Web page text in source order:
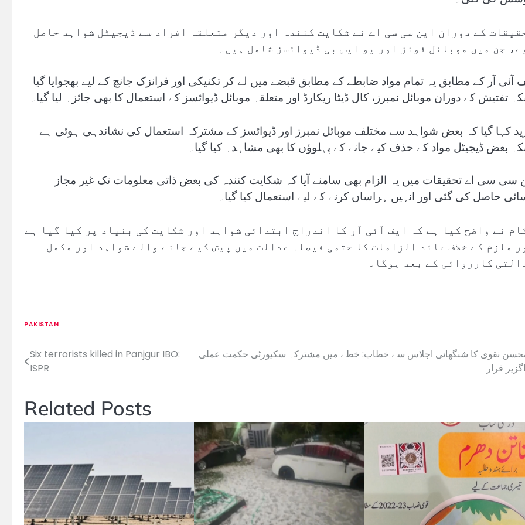
کے دوران این سی سی اے نے شکایت کنندہ اور دیگر متعلقہ افراد سے ڈیجیٹل شواہد حاصل
جن میں موبائل فونز اور یو ایس بی ڈیوائسز شامل ہیں۔
آئی آر کے مطابق یہ تمام مواد ضابطے کے مطابق قبضے میں لے کر تکنیکی اور فرانزک جانچ کے لیے بھجوایا گیا
تفتیش کے دوران موبائل نمبرز، کال ڈیٹا ریکارڈ اور متعلقہ موبائل ڈیوائسز کے استعمال کا بھی جائزہ لیا گیا۔
کہا گیا کہ بعض شواہد سے مختلف موبائل نمبرز اور ڈیوائسز کے مشترکہ استعمال کی نشاندہی ہوئی ہے
بعض ڈیجیٹل مواد کے حذف کیے جانے کے پہلوؤں کا بھی مشاہدہ کیا گیا۔
سی سی اے تحقیقات میں یہ الزام بھی سامنے آیا کہ شکایت کنندہ کی بعض ذاتی معلومات تک غیر مجاز
حاصل کی گئی اور انہیں ہراساں کرنے کے لیے استعمال کیا گیا۔
نے واضح کیا ہے کہ ایف آئی آر کا اندراج ابتدائی شواہد اور شکایت کی بنیاد پر کیا گیا ہے
ملزم کے خلاف عائد الزامات کا حتمی فیصلہ عدالت میں پیش کیے جانے والے شواہد اور مکمل
کارروائی کے بعد ہوگا۔
PAKISTAN
Post
Six terrorists killed in Panjgur IBO:
ISPR
نقوی کا شنگھائی اجلاس سے خطاب: خطے میں مشترکہ سکیورٹی حکمت عملی
قرار
Related Posts